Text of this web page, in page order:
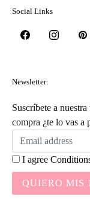
Social Links
Newsletter:
Suscríbete a
compra ¿te lo vas a
I agree
QUIERO MIS